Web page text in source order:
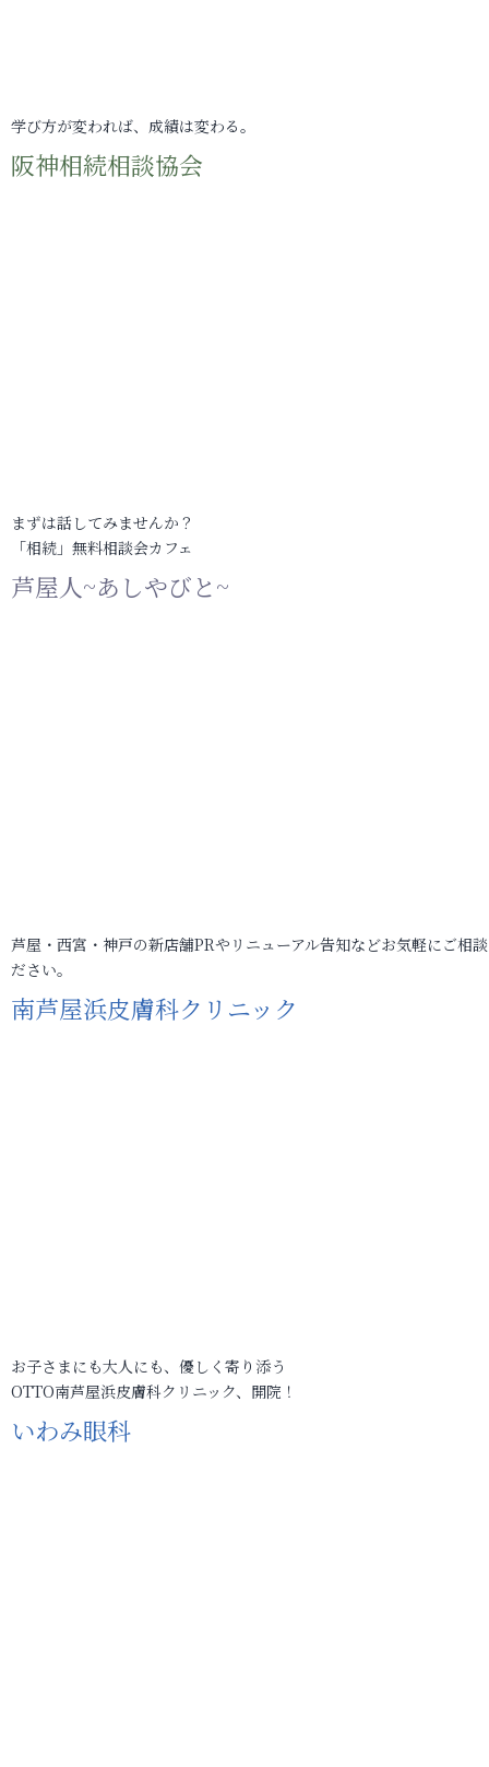
学び方が変われば、成績は変わる。
阪神相続相談協会
まずは話してみませんか？
「相続」無料相談会カフェ
芦屋人~あしやびと~
芦屋・西宮・神戸の新店舗PRやリニューアル告知などお気軽にご相
ださい。
南芦屋浜皮膚科クリニック
お子さまにも大人にも、優しく寄り添う
OTTO南芦屋浜皮膚科クリニック、開院！
いわみ眼科